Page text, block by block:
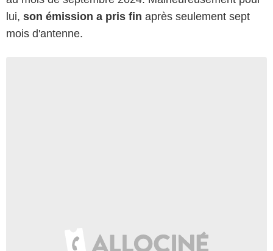
lui, son émission a pris fin après seulement sept
mois d'antenne.